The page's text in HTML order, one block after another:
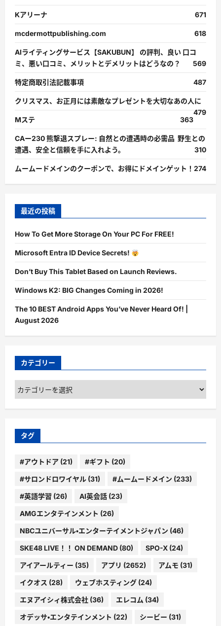
Kアリーナ 671
mcdermottpublishing.com 618
AIライティングサービス【SAKUBUN】 の評判、良い 口コ
ミ、悪い口コミ、メリットとデメリットはどうなの？
569
特定商取引法記載事項 487
クリスマス、お正月には素敵なプレゼントを大切なあの人に
479
Mステ
363
CAー230 熊撃退スプレー: 自然との遭遇時の必需品 野生との
遭遇、安全と信頼を手に入れよう。
310
ムームードメインのクーポンで、お得にドメインゲット！ 274
最近の投稿
How To Get More Storage On Your PC For FREE!
Microsoft Entra ID Device Secrets!
Don’t Buy This Tablet Based on Launch Reviews.
Windows K2: BIG Changes Coming in 2026!
The 10 BEST Android Apps You’ve Never Heard Of! |
August 2026
カテゴリー
カ
テ
ゴ
ー
タグ
#アウトドア (21) #ギフト (20)
#サロンドロワイヤル (31) #ムームードメイン (233)
#英語学習 (26) AI英会話 (23)
AMGエンタテインメント (26)
NBCユニバーサル・エンターテイメントジャパン (46)
SKE48 LIVE！！ ON DEMAND (80) SPO-X (24)
アイアールティー (35) アプリ (2652) アムモ (31)
イクオス (28) ウェブホスティング (24)
エヌアイシィ株式会社 (36) エレコム (34)
オデッサ・エンタテインメント (22) シービー (31)